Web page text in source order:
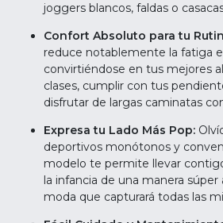
joggers blancos, faldas o
Confort Absoluto para tu
reduce notablemente la fatiga
convirtiéndose en tus mejores
clases, cumplir con tus
disfrutar de largas caminatas
Expresa tu Lado Más Pop:
deportivos monótonos y
modelo te permite llevar
la infancia de una manera súper
moda que capturará todas las